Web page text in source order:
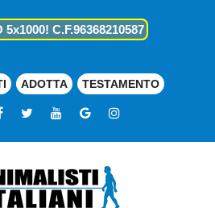
5x1000! C.F.96368210587
ADOTTA TESTAMENTO